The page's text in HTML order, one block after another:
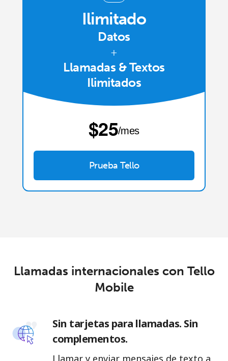
Ilimitado
Datos
+
Llamadas & Textos
Ilimitados
⁦$25⁩/mes
Prueba Tello
Llamadas internacionales con Tello
Mobile
Sin tarjetas para llamadas. Sin
complementos.
Llamar y enviar mensajes de texto a